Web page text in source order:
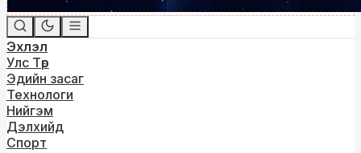
Эхлэл
Улс Төр
Эдийн засаг
Технологи
Нийгэм
Дэлхийд
Спорт